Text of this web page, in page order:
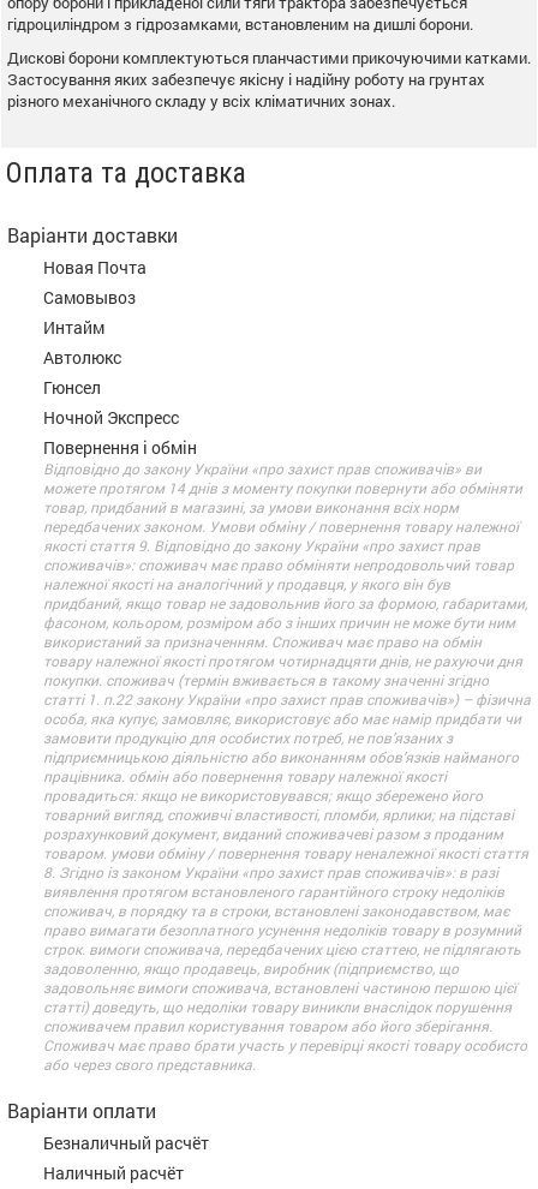
гідроциліндром з гідрозамками, встановленим на дишлі борони.
Дискові борони комплектуються планчастими прикочуючими катками.
Застосування яких забезпечує якісну і надійну роботу на грунтах
різного механічного складу у всіх кліматичних зонах.
Оплата та доставка
Варіанти доставки
Новая Почта
Самовывоз
Интайм
Автолюкс
Гюнсел
Ночной Экспресс
Повернення і обмін
Відповідно до закону України «про захист прав споживачів» ви
можете протягом 14 днів з моменту покупки повернути або обміняти
товар, придбаний в магазині, за умови виконання всіх норм
передбачених законом. Умови обміну / повернення товару належної
якості стаття 9. Відповідно до закону України «про захист прав
споживачів»: споживач має право обміняти непродовольчий товар
належної якості на аналогічний у продавця, у якого він був
придбаний, якщо товар не задовольнив його за формою, габаритами,
фасоном, кольором, розміром або з інших причин не може бути ним
використаний за призначенням. Споживач має право на обмін
товару належної якості протягом чотирнадцяти днів, не рахуючи дня
покупки. споживач (термін вживається в такому значенні згідно
статті 1. п.22 закону України «про захист прав споживачів») – фізична
особа, яка купує, замовляє, використовує або має намір придбати чи
замовити продукцію для особистих потреб, не пов’язаних з
підприємницькою діяльністю або виконанням обов’язків найманого
працівника. обмін або повернення товару належної якості
провадиться: якщо не використовувався; якщо збережено його
товарний вигляд, споживчі властивості, пломби, ярлики; на підставі
розрахунковий документ, виданий споживачеві разом з проданим
товаром. умови обміну / повернення товару неналежної якості стаття
8. Згідно із законом України «про захист прав споживачів»: в разі
виявлення протягом встановленого гарантійного строку недоліків
споживач, в порядку та в строки, встановлені законодавством, має
право вимагати безоплатного усунення недоліків товару в розумний
строк. вимоги споживача, передбачених цією статтею, не підлягають
задоволенню, якщо продавець, виробник (підприємство, що
задовольняє вимоги споживача, встановлені частиною першою цієї
статті) доведуть, що недоліки товару виникли внаслідок порушення
споживачем правил користування товаром або його зберігання.
Споживач має право брати участь у перевірці якості товару особисто
або через свого представника.
Варіанти оплати
Безналичный расчёт
Наличный расчёт